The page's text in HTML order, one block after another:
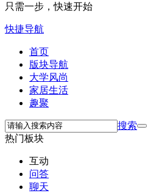
只需一步，快速开始
快捷导航
首页
版块导航
大学风尚
家居生活
趣聚
搜索
热门板块
互动
问答
聊天